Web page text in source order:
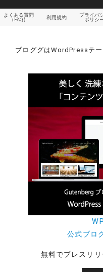
よくある質問
（FAQ）
利用規約
プライバ
ポリシ
ブロググはWordPressテ
公式ブロ
無料でプレスリ